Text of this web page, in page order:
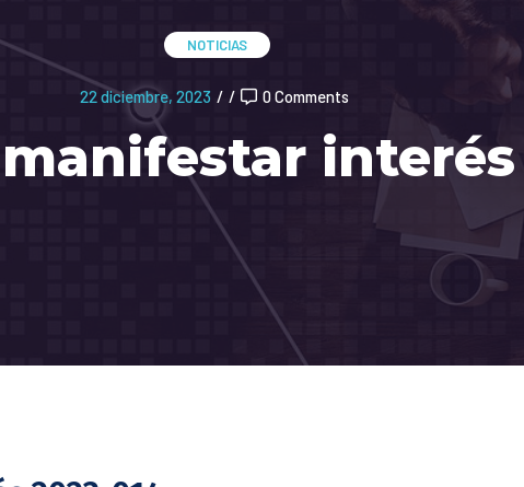
NOTICIAS
22 diciembre, 2023 / / 0 Comments
interés